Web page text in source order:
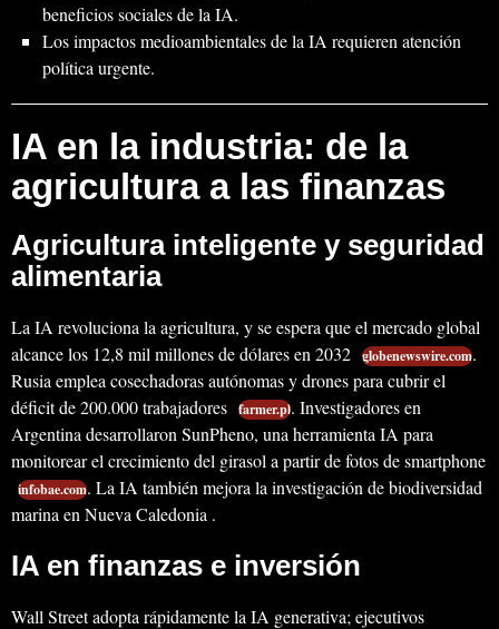
beneficios sociales de la IA.
Los impactos medioambientales de la IA requieren atención
política urgente.
IA en la industria: de la
agricultura a las finanzas
Agricultura inteligente y seguridad
alimentaria
La IA revoluciona la agricultura, y se espera que el mercado global
alcance los 12,8 mil millones de dólares en 2032 globenewswire.com.
Rusia emplea cosechadoras autónomas y drones para cubrir el
déficit de 200.000 trabajadores farmer.pl. Investigadores en
Argentina desarrollaron SunPheno, una herramienta IA para
monitorear el crecimiento del girasol a partir de fotos de smartphone
infobae.com. La IA también mejora la investigación de biodiversidad
marina en Nueva Caledonia .
IA en finanzas e inversión
Wall Street adopta rápidamente la IA generativa; ejecutivos